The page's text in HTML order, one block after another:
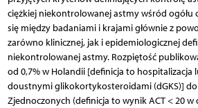
ciężkiej niekontrolowanej astmy wśród ogółu
się między badaniami i krajami głównie z
zarówno klinicznej, jak i epidemiologicznej
niekontrolowanej astmy. Rozpiętość
od 0,7% w Holandii [definicja to hospitalizacja
doustnymi glikokortykosteroidami (dGKS)] do
Zjednoczonych (definicja to wynik ACT < 20